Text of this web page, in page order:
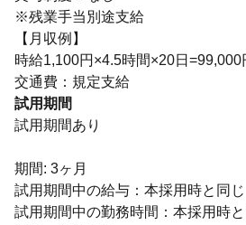
※残業手当別途支給
【月収例】
時給1,100円×4.5時間×20日=99,000
交通費：規定支給
試用期間
試用期間あり
期間: 3ヶ月
試用期間中の給与：本採用時と同じ